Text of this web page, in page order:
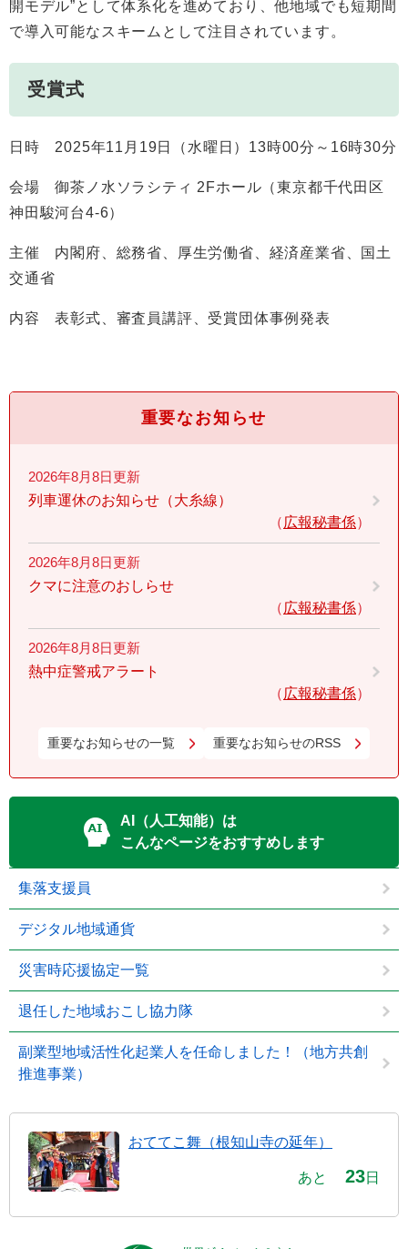
開モデル”として体系化を進めており、他地域でも短期間
で導入可能なスキームとして注目されています。
受賞式
日時 2025年11月19日（水曜日）13時00分～16時30分
会場 御茶ノ水ソラシティ 2Fホール（東京都千代田区
神田駿河台4-6）
主催 内閣府、総務省、厚生労働省、経済産業省、国土
交通省
内容 表彰式、審査員講評、受賞団体事例発表
重要なお知らせ
2026年8月8日更新
列車運休のお知らせ（大糸線）
広報秘書係
2026年8月8日更新
クマに注意のおしらせ
広報秘書係
2026年8月8日更新
熱中症警戒アラート
広報秘書係
重要なお知らせの一覧 重要なお知らせのRSS
AI（人工知能）は
こんなページをおすすめします
集落支援員
デジタル地域通貨
災害時応援協定一覧
退任した地域おこし協力隊
副業型地域活性化起業人を任命しました！（地方共創
推進事業）
おててこ舞（根知山寺の延年）
あと 23日